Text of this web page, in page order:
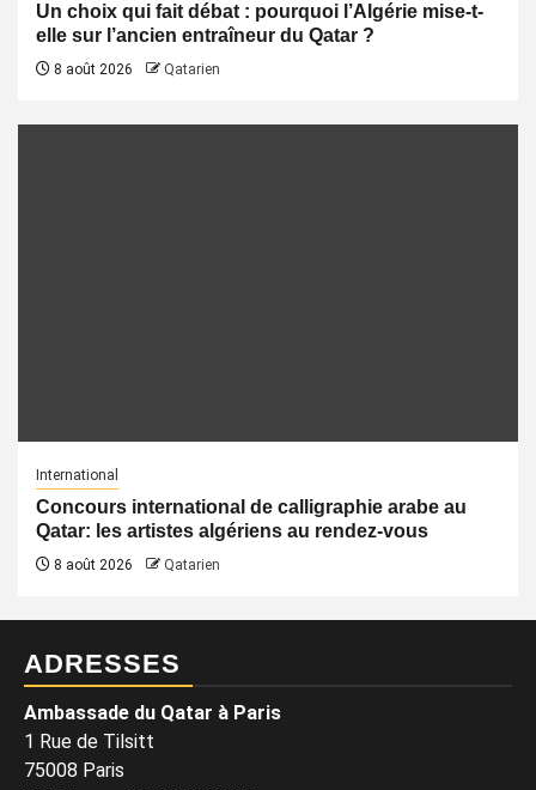
Un choix qui fait débat : pourquoi l’Algérie mise-t-
elle sur l’ancien entraîneur du Qatar ?
8 août 2026 Qatarien
International
Concours international de calligraphie arabe au
Qatar: les artistes algériens au rendez-vous
8 août 2026 Qatarien
ADRESSES
Ambassade du Qatar à Paris
1 Rue de Tilsitt
75008 Paris